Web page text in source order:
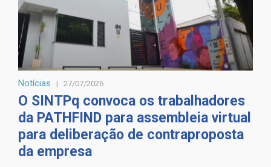
Notícias 27/07/2026
O SINTPq convoca os trabalhadores
da PATHFIND para assembleia virtual
para deliberação de contraproposta
da empresa